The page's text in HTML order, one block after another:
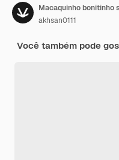
akhsan0111
Você também pode